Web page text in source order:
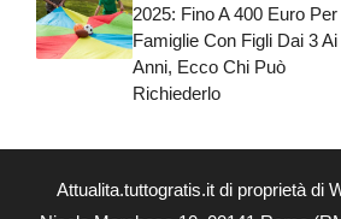
2025: Fino A 400 Euro
Famiglie Con Figli Dai 3 Ai
Anni, Ecco Chi Può
Richiederlo
Attualita.tuttogratis.it di proprietà di